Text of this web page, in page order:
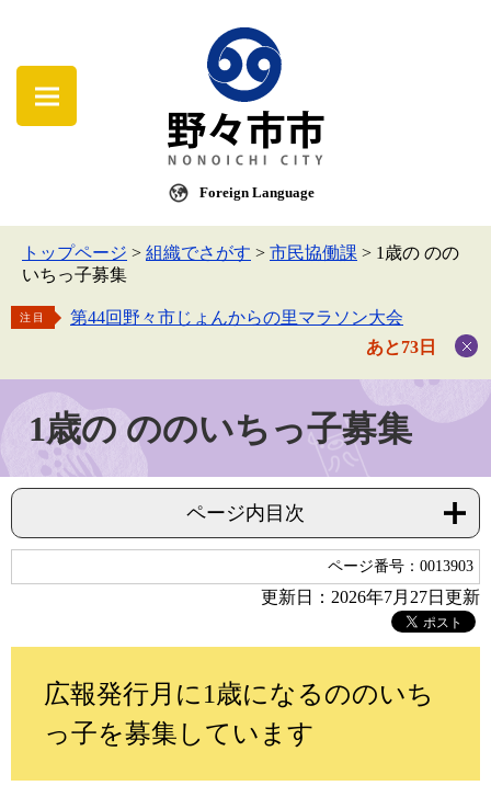
Foreign Language
トップページ > 組織でさがす > 市民協働課 > 1歳の のの
いちっ子募集
注目
第44回野々市じょんからの里マラソン大会
あと73日
1歳の ののいちっ子募集
ページ内目次
ページ番号：0013903
更新日：2026年7月27日更新
広報発行月に1歳になるののいち
っ子を募集しています